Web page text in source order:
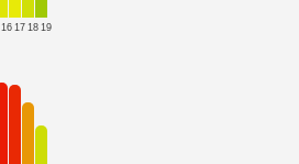
16 17 18 19